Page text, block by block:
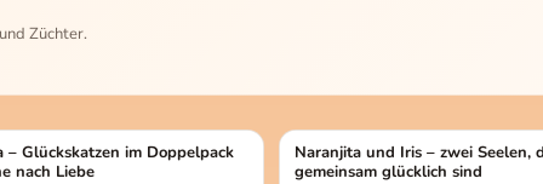
Züchter.
er hat eine Schulterhöhe von ca. 60 cm. Odin ist ein sehr
– Glückskatzen im Doppelpack
nach Liebe
Rita: Weiblich, kastriert Rayita: Weiblich kastriert Geburtsdatum: Rita: ca.
TIERSCHUTZ TIERE
Naranjita und Iris – zwei Seelen,
gemeinsam glücklich sind
Naranjita und Iris Naranjita